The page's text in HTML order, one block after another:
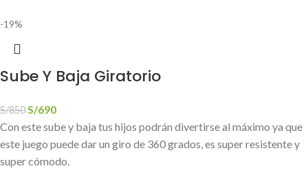
-19%
Sube Y Baja Giratorio
S/850S/690
Con este sube y baja tus hijos podrán divertirse al máximo ya que
este juego puede dar un giro de 360 grados, es super resistente y
super cómodo.